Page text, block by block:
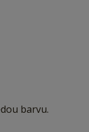
barvu.